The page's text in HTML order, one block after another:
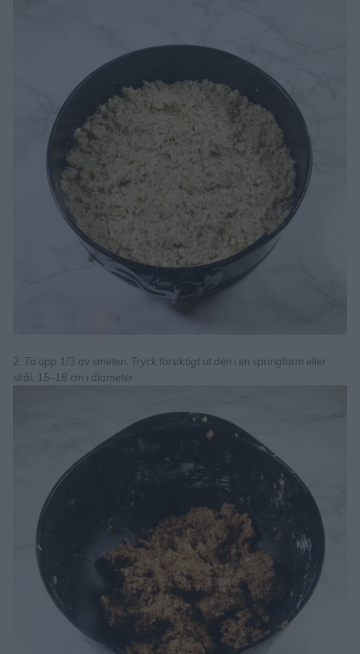
2. Ta upp 1/3 av smeten. Tryck försiktigt ut den i en springform eller
skål, 15–18 cm i diameter.